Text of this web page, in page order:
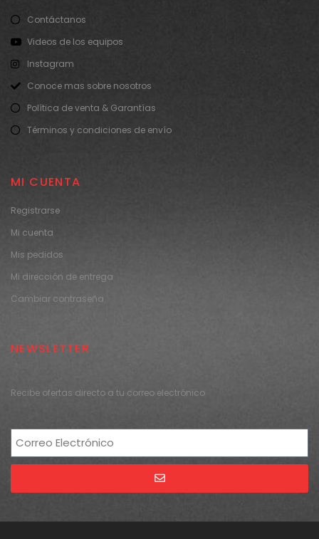
Contáctanos
Videos de los equipos
Instagram
Conoce mas sobre nosotros
Política de venta & Garantías
Términos y condiciones de envío
MI CUENTA
Registrarse
Mi cuenta
Mis pedidos
Mi dirección de entrega
Cambiar contraseña
NEWSLETTER
Recibe ofertas directo a tu correo electrónico